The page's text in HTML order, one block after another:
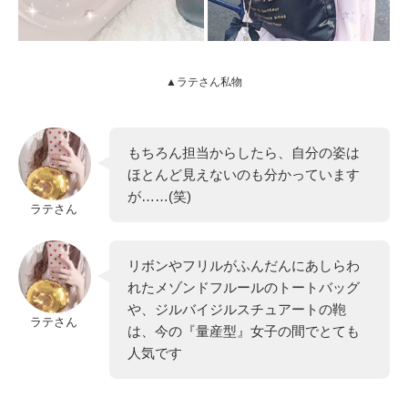
▲ラテさん私物
ラテさん
もちろん担当からしたら、自分の姿は
ほとんど見えないのも分かっています
が……(笑)
ラテさん
リボンやフリルがふんだんにあしらわ
れたメゾンドフルールのトートバッグ
や、ジルバイジルスチュアートの鞄
は、今の『量産型』女子の間でとても
人気です